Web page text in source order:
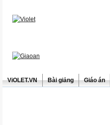
ViOLET.VN Bài giảng Giáo án